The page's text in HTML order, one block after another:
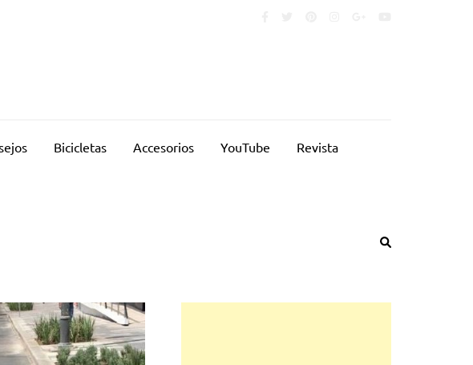
Bicicletas Accesorios YouTube Revista